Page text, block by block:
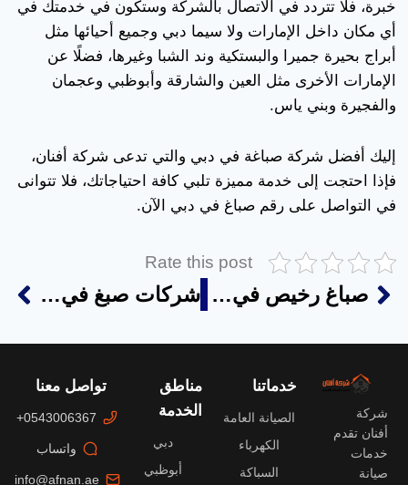
خبرة، فلا تتردد في الاتصال بالشركة وستكون في خدمتك في
أي مكان داخل الإمارات ولا سيما دبي وجميع أحيائها مثل
أبراج بحيرة جميرا والبستكية وند الشبا وغيرها، فضلًا عن
الإمارات الأخرى مثل العين والشارقة وأبوظبي وعجمان
والفجيرة وبني ياس.
إليك أفضل شركة صباغة في دبي والتي تدعى شركة أفنان،
فإذا احتجت إلى خدمة مميزة تلبي كافة احتياجاتك، فلا تتوانى
في التواصل على رقم صباغ في دبي الآن.
Rate this post
صباغ رخيص في دبي شركات صبغ في دبي
شركة
أفنان تقدم
خدمات
صيانة
خدماتنا
الصيانة العامة
الكهرباء
السباكة
مناطق
الخدمة
دبي
أبوظبي
تواصل معنا
0543006367+
واتساب
info@afnan.ae